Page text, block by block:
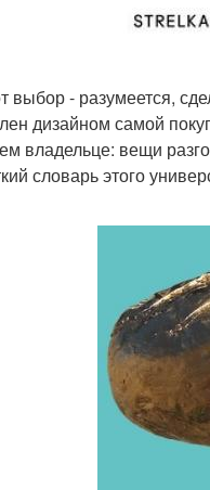
выбор - разумеется,
дизайном самой
владельце: вещи
словарь этого